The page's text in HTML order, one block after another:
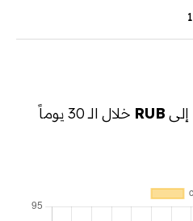
1
إلى RUB
خلال الـ 30 يوماً